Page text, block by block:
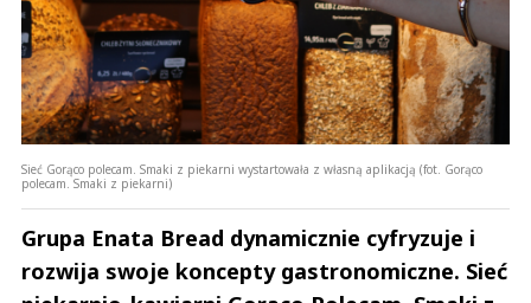
Sieć Gorąco polecam. Smaki z piekarni wystartowała z własną aplikacją (fot. Gorąco
polecam. Smaki z piekarni)
Grupa Enata Bread dynamicznie cyfryzuje i
rozwija swoje koncepty gastronomiczne. Sieć